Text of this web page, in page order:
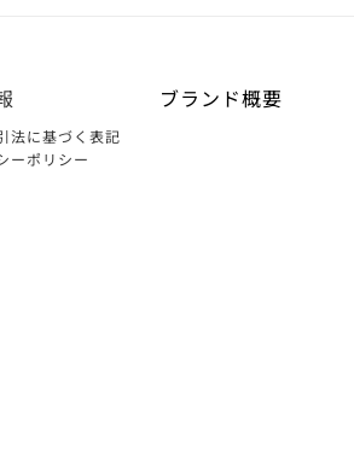
法に基づく表記
ーポリシー
ブランド概要